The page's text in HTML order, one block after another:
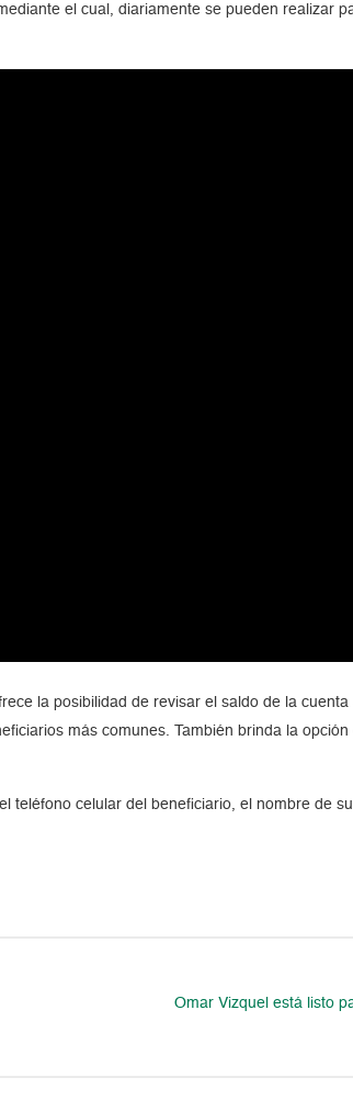
el cual, diariamente se pueden realizar
la posibilidad de revisar el saldo de la
más comunes. También brinda la
teléfono celular del beneficiario, el nombre de
Omar Vizquel está listo